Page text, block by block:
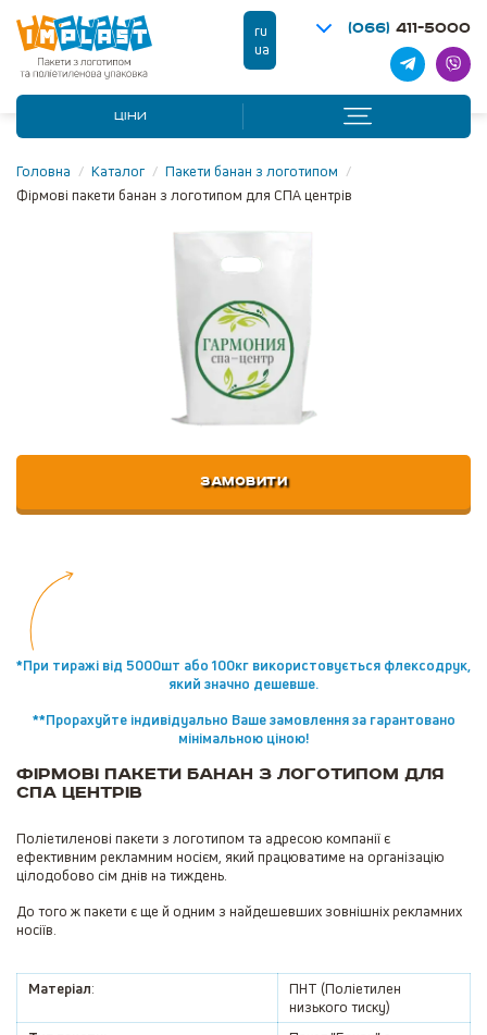
ru
ua
(066) 411-5000
ЦІНИ
Головна / Каталог / Пакети банан з логотипом /
Фірмові пакети банан з логотипом для СПА центрів
ЗАМОВИТИ
*При тиражі від 5000шт або 100кг використовується флексодрук,
який значно дешевше.
**Прорахуйте індивідуально Ваше замовлення за гарантовано
мінімальною ціною!
Фірмові пакети банан з логотипом для
СПА центрів
Поліетиленові пакети з логотипом та адресою компанії є
ефективним рекламним носієм, який працюватиме на організацію
цілодобово сім днів на тиждень.
До того ж пакети є ще й одним з найдешевших зовнішніх рекламних
носіїв.
Матеріал:
ПНТ (Поліетилен
низького тиску)